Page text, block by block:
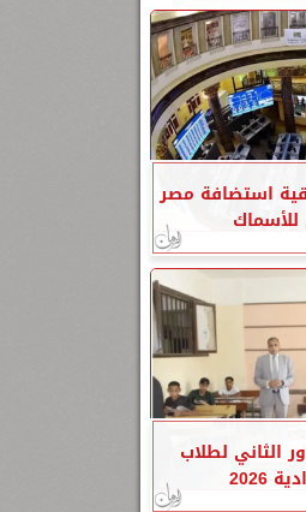
استضافة مصر
للأسماك
الثاني لطلاب
2026